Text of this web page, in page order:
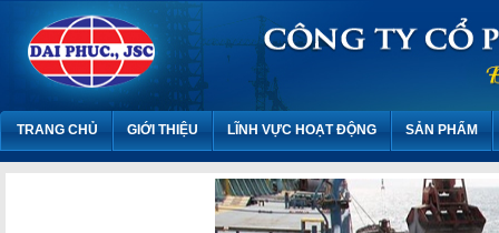
TRANG CHỦ GIỚI THIỆU LĨNH VỰC HOẠT ĐỘNG SẢN PHẨM